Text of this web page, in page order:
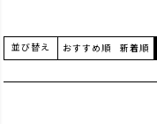
並び替え おすすめ順 新着順